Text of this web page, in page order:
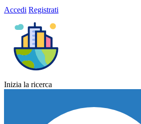
Accedi Registrati
Inizia la ricerca